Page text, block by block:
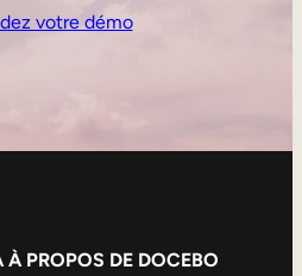
votre démo
À PROPOS DE DOCEBO